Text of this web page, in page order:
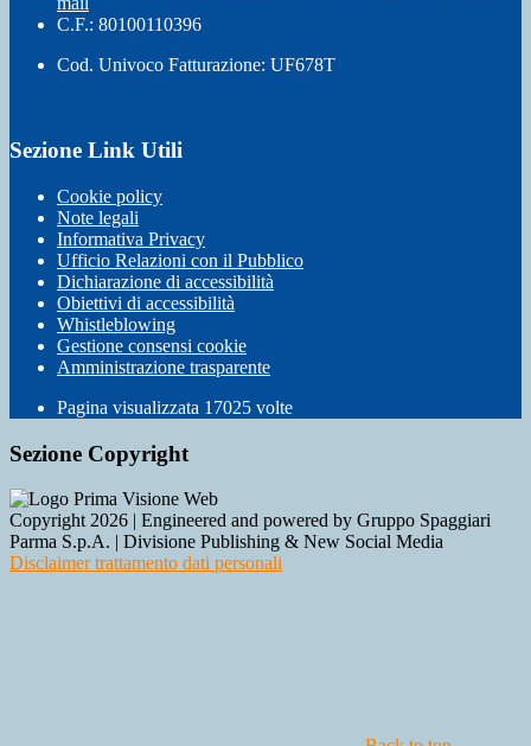
C.F.: 80100110396
Cod. Univoco Fatturazione: UF678T
Sezione Link Utili
Cookie policy
Note legali
Informativa Privacy
Ufficio Relazioni con il Pubblico
Dichiarazione di accessibilità
Obiettivi di accessibilità
Whistleblowing
Gestione consensi cookie
Amministrazione trasparente
Pagina visualizzata 17025 volte
Sezione Copyright
Copyright 2026 | Engineered and powered by Gruppo Spaggiari
Parma S.p.A. | Divisione Publishing & New Social Media
Disclaimer trattamento dati personali